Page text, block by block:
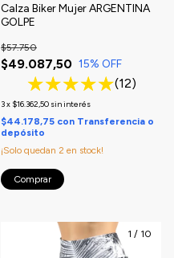
Calza Biker Mujer ARGENTINA
GOLPE
$49.087,50
$57.750
15% OFF
(12)
3x $16.362,50 sin interés
$44.178,75 con Transferencia o
depósito
¡Solo quedan 2 en stock!
Comprar
1 / 10